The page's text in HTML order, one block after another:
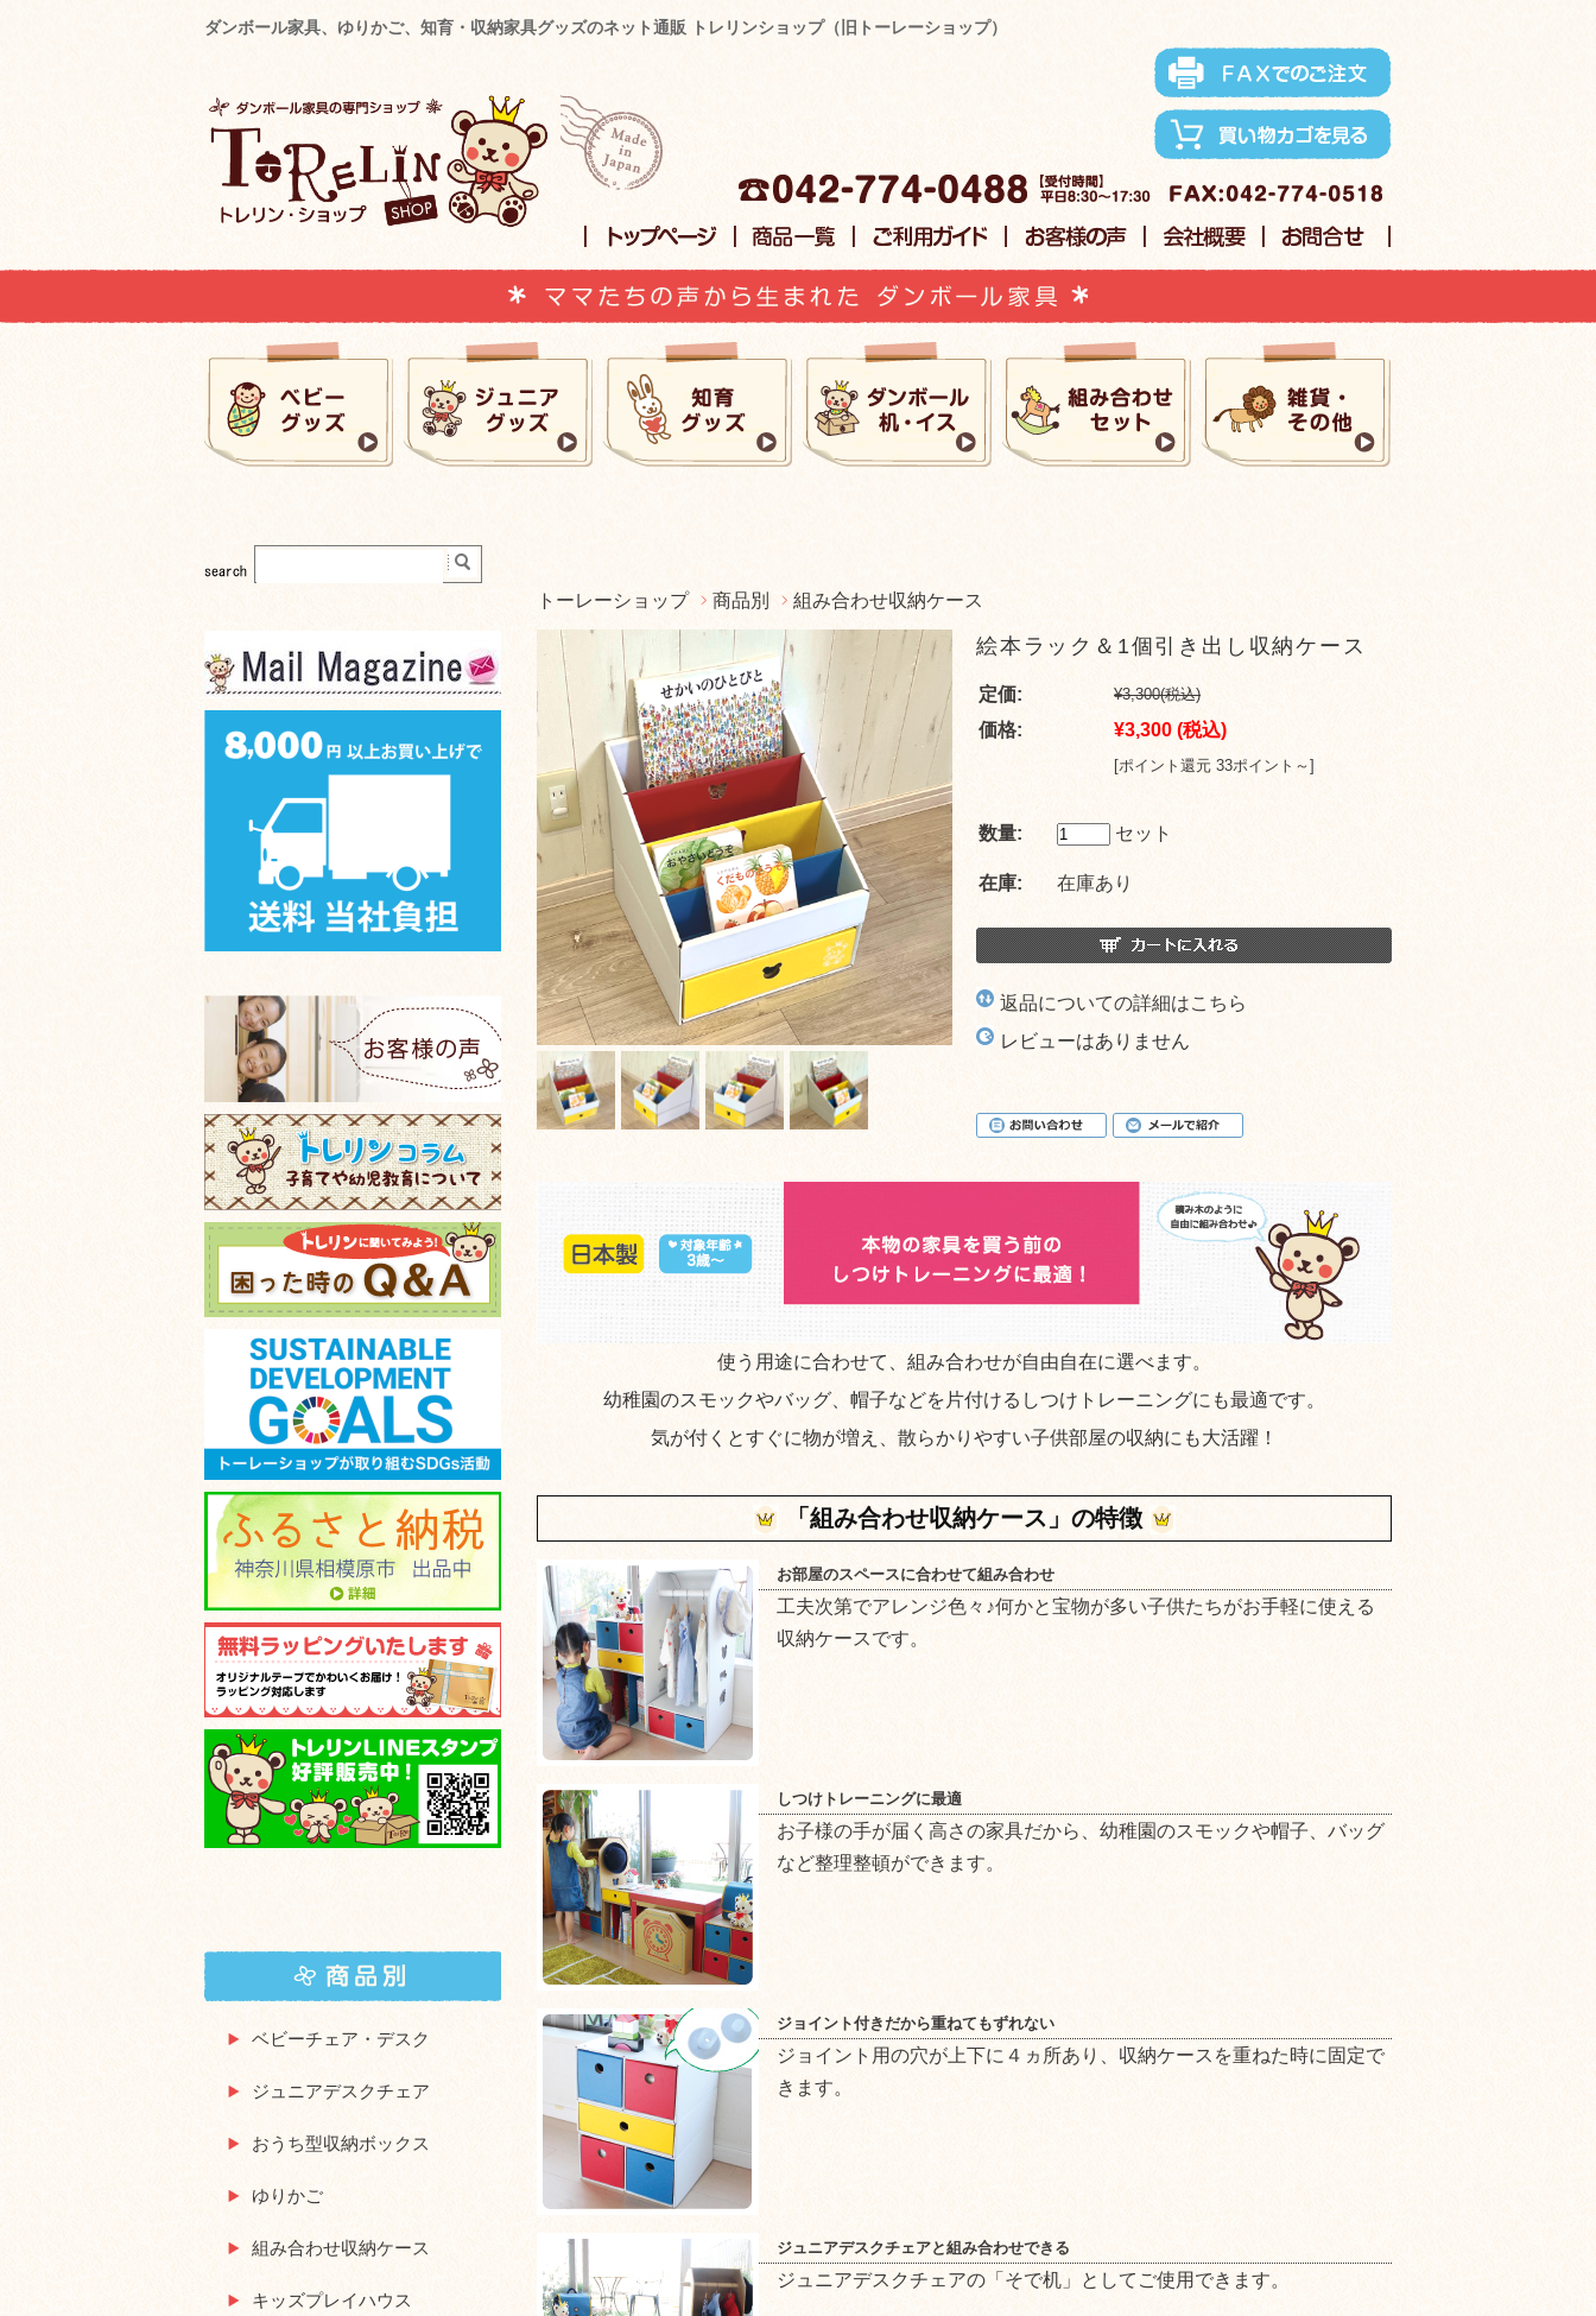
ダンボール家具、ゆりかご、知育・収納家具グッズのネット通販 トレリンショップ（旧トーレーショップ）
トーレーショップ 商品別 組み合わせ収納ケース
絵本ラック＆1個引き出し収納ケース
定価: ¥3,300(税込)
価格: ¥3,300 (税込)
[ポイント還元 33ポイント～]
数量: セット
在庫: 在庫あり
返品についての詳細はこちら
レビューはありません
使う用途に合わせて、組み合わせが自由自在に選べます。
幼稚園のスモックやバッグ、帽子などを片付けるしつけトレーニングにも最適です。
気が付くとすぐに物が増え、散らかりやすい子供部屋の収納にも大活躍！
「組み合わせ収納ケース」の特徴
お部屋のスペースに合わせて組み合わせ
工夫次第でアレンジ色々♪何かと宝物が多い子供たちがお手軽に使える
収納ケースです。
しつけトレーニングに最適
お子様の手が届く高さの家具だから、幼稚園のスモックや帽子、バッグ
など整理整頓ができます。
ジョイント付きだから重ねてもずれない
ジョイント用の穴が上下に４ヵ所あり、収納ケースを重ねた時に固定で
きます。
ジュニアデスクチェアと組み合わせできる
ジュニアデスクチェアの「そで机」としてご使用できます。
ベビーチェア・デスク
ジュニアデスクチェア
おうち型収納ボックス
ゆりかご
組み合わせ収納ケース
キッズプレイハウス